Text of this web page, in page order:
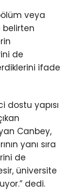
veya
belirten
de
ifade
dostu yapısı
Canbey,
yanı sıra
de
üniversite
dedi.